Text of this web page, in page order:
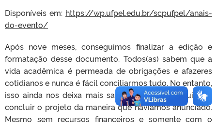
Disponíveis em: https://wp.ufpel.edu.br/scpufpel/anais-
do-evento/
Após nove meses, conseguimos finalizar a edição e
formatação desse documento. Todos(as) sabem que a
vida acadêmica é permeada de obrigações e afazeres
cotidianos e nunca é fácil conciliarmos tudo. No entanto,
isso ainda nos deixa mais satisfeitos de conseguirmos
concluir o projeto da maneira que havíamos anunciado.
Mesmo sem recursos financeiros e somente com o